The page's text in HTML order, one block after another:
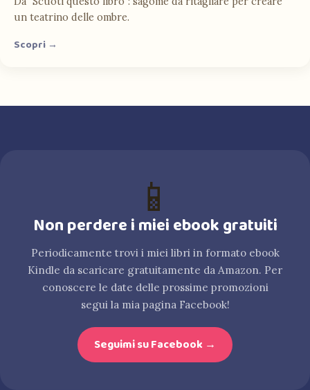
un teatrino delle ombre.
Scopri →
📱
Non perdere i miei ebook gratuiti
Periodicamente trovi i miei libri in formato ebook
Kindle da scaricare gratuitamente da Amazon. Per
conoscere le date delle prossime promozioni
segui la mia pagina Facebook!
Seguimi su Facebook →